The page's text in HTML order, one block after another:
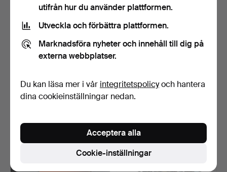
LDNINGSUTRUSTNING,
bl…
Klubbades 31 maj 2023
bl.a. Daiwa, ABU Di…
Klubbades 29 maj 2023
utifrån hur du använder plattformen.
Utveckla och förbättra plattformen.
Marknadsföra nyheter och innehåll till dig på
externa webbplatser.
Du kan läsa mer i vår integritetspolicyoch hantera
dina cookieinställningar nedan.
Cookie-inställningar
Acceptera alla